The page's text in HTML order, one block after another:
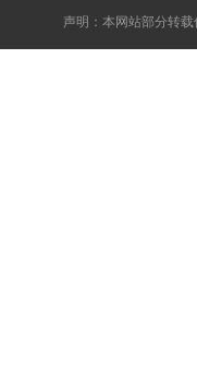
声明：本网站部分转